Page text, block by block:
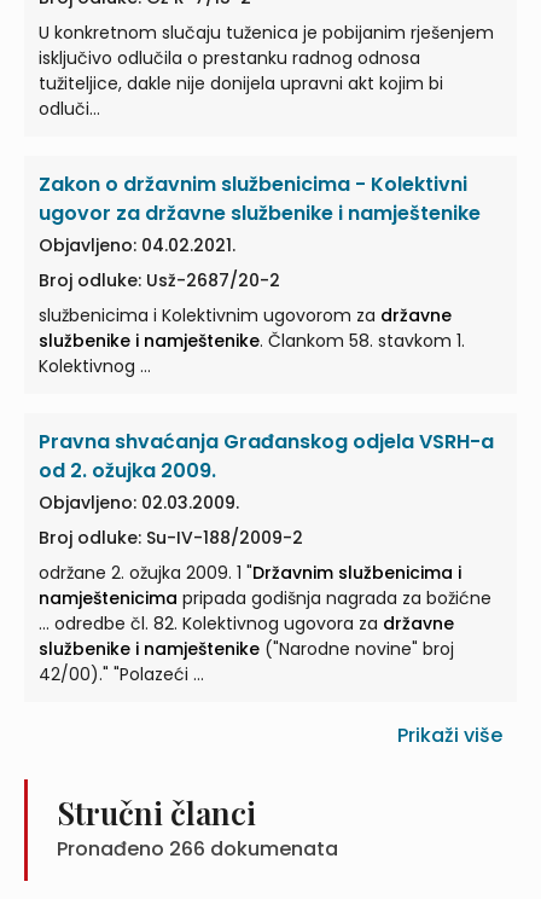
U konkretnom slučaju tuženica je pobijanim rješenjem
isključivo odlučila o prestanku radnog odnosa
tužiteljice, dakle nije donijela upravni akt kojim bi
odluči…
Zakon o državnim službenicima - Kolektivni
ugovor za državne službenike i namještenike
Objavljeno: 04.02.2021.
Broj odluke: Usž-2687/20-2
službenicima i Kolektivnim ugovorom za državne
službenike i namještenike. Člankom 58. stavkom 1.
Kolektivnog ...
Pravna shvaćanja Građanskog odjela VSRH-a
od 2. ožujka 2009.
Objavljeno: 02.03.2009.
Broj odluke: Su-IV-188/2009-2
održane 2. ožujka 2009. 1 "Državnim službenicima i
namještenicima pripada godišnja nagrada za božićne
... odredbe čl. 82. Kolektivnog ugovora za državne
službenike i namještenike ("Narodne novine" broj
42/00)." "Polazeći ...
Prikaži više
Stručni članci
Pronađeno 266 dokumenata